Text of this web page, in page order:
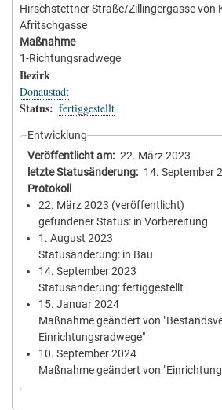
Hirschstettner Straße/Zillingergasse von
Afritschgasse
Maßnahme
1-Richtungsradwege
Bezirk
Donaustadt
Status fertiggestellt
Entwicklung
Veröffentlicht am
22. März 2023
letzte Statusänderung
Protokoll
22. März 2023 (veröffentlicht)
gefundener Status: in Vorbereitung
1. August 2023
Statusänderung: in Bau
14. September 2023
Statusänderung: fertiggestellt
15. Januar 2024
Maßnahme geändert von
Einrichtungsradwege"
10. September 2024
Maßnahme geändert von